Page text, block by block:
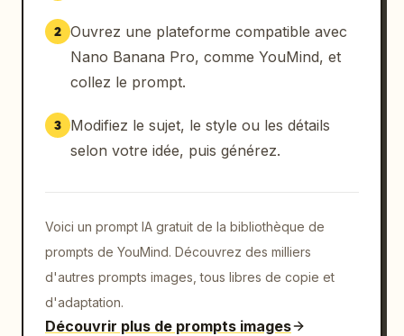
2 Ouvrez une plateforme compatible avec
Nano Banana Pro, comme YouMind, et
collez le prompt.
3
Modifiez le sujet, le style ou les détails
selon votre idée, puis générez.
Voici un prompt IA gratuit de la bibliothèque de
prompts de YouMind. Découvrez des milliers
d'autres prompts images, tous libres de copie et
d'adaptation.
Découvrir plus de prompts images